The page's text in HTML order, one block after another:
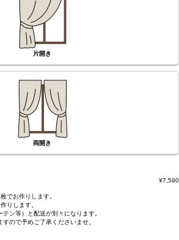
片開き
両開き
¥7,590
でお作りします。
りします。
テン等）と配送が別々 になります。
すので予めご了承くださいませ。